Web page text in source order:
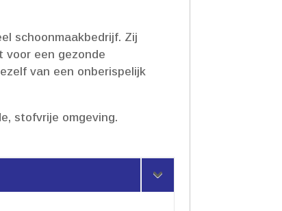
schoonmaakbedrijf.​ Zij
voor een gezonde
van een onberispelijk
stofvrije omgeving.​